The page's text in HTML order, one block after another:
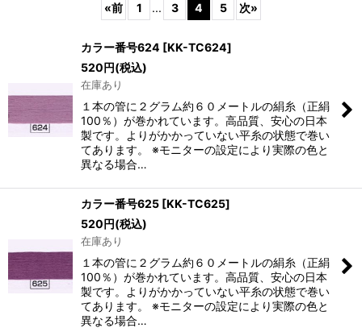
絞り込む
«前 1 ... 3 4 5 次»
カラー番号624 [KK-TC624]
520円(税込)
在庫あり
１本の管に２グラム約６０メートルの絹糸（正絹
100％）が巻かれています。高品質、安心の日本
製です。よりがかかっていない平糸の状態で巻い
てあります。 ※モニターの設定により実際の色と
異なる場合…
カラー番号625 [KK-TC625]
520円(税込)
在庫あり
１本の管に２グラム約６０メートルの絹糸（正絹
100％）が巻かれています。高品質、安心の日本
製です。よりがかかっていない平糸の状態で巻い
てあります。 ※モニターの設定により実際の色と
異なる場合…